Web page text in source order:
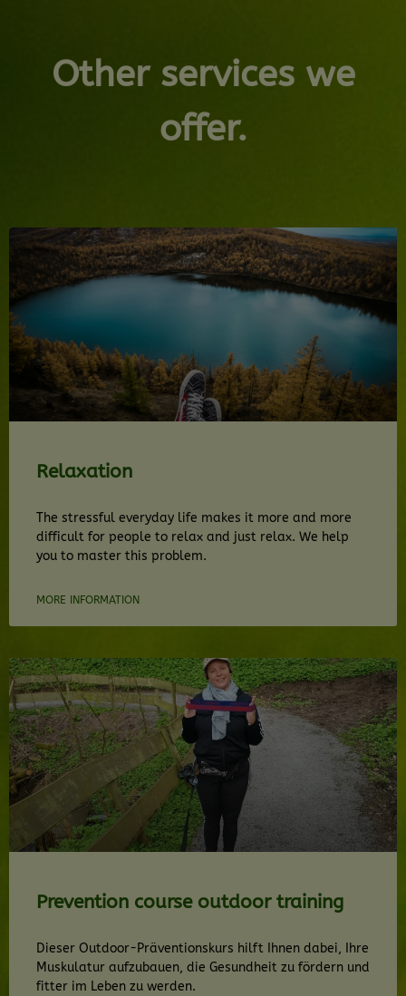
Other services we
offer.
Relaxation
The stressful everyday life makes it more and more
difficult for people to relax and just relax. We help
you to master this problem.
MORE INFORMATION
Prevention course outdoor training
Dieser Outdoor-Präventionskurs hilft Ihnen dabei, Ihre
Muskulatur aufzubauen, die Gesundheit zu fördern und
fitter im Leben zu werden.